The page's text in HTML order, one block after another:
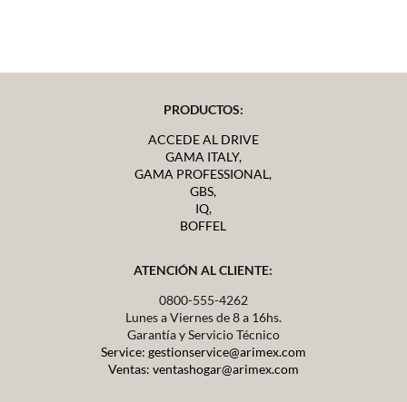
PRODUCTOS:
ACCEDE AL DRIVE
GAMA ITALY,
GAMA PROFESSIONAL,
GBS,
IQ,
BOFFEL
ATENCIÓN AL CLIENTE:
0800-555-4262
Lunes a Viernes de 8 a 16hs.
Garantía y Servicio Técnico
Service: gestionservice@arimex.com
Ventas: ventashogar@arimex.com